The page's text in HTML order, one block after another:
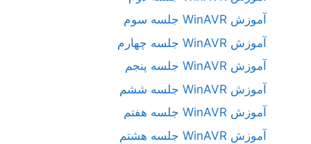
آموزش WinAVR جلسه سوم
آموزش WinAVR جلسه چهارم
آموزش WinAVR جلسه پنجم
آموزش WinAVR جلسه ششم
آموزش WinAVR جلسه هفتم
آموزش WinAVR جلسه هشتم